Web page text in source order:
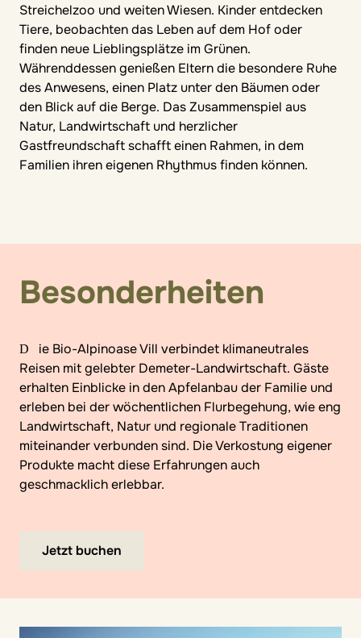
Streichelzoo und weiten Wiesen. Kinder entdecken
Tiere, beobachten das Leben auf dem Hof oder
finden neue Lieblingsplätze im Grünen.
Währenddessen genießen Eltern die besondere Ruhe
des Anwesens, einen Platz unter den Bäumen oder
den Blick auf die Berge. Das Zusammenspiel aus
Natur, Landwirtschaft und herzlicher
Gastfreundschaft schafft einen Rahmen, in dem
Familien ihren eigenen Rhythmus finden können.
Besonderheiten
Die Bio-Alpinoase Vill verbindet klimaneutrales
Reisen mit gelebter Demeter-Landwirtschaft. Gäste
erhalten Einblicke in den Apfelanbau der Familie und
erleben bei der wöchentlichen Flurbegehung, wie eng
Landwirtschaft, Natur und regionale Traditionen
miteinander verbunden sind. Die Verkostung eigener
Produkte macht diese Erfahrungen auch
geschmacklich erlebbar.
Jetzt buchen